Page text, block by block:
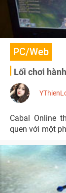
PC/Web
Lối chơi
Cabal Online
quen với một